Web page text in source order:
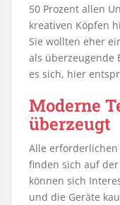
50 Prozent allen
kreativen Köpfen
Sie wollten eher
als überzeugende
es sich, hier
Moderne
überzeugt
Alle
finden sich auf
können sich
und die Geräte